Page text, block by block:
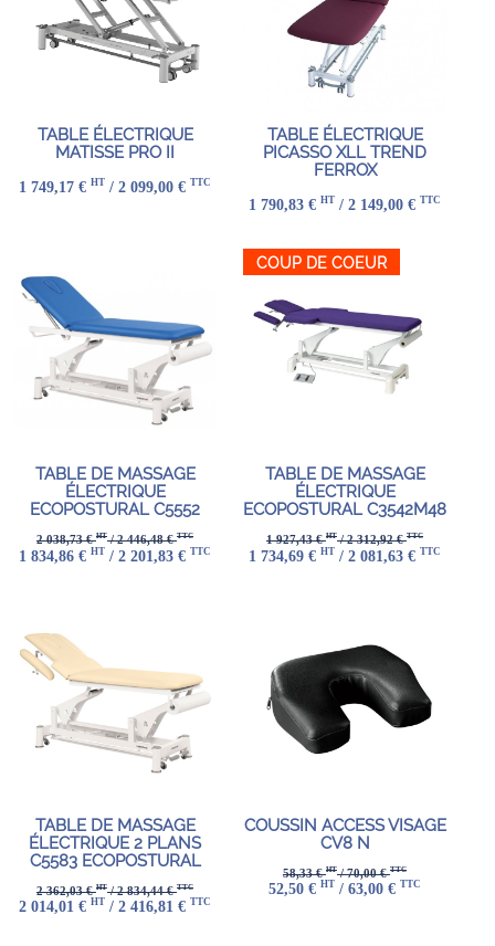
TABLE ÉLECTRIQUE
MATISSE PRO II
1 749,17 € HT / 2 099,00 € TTC
TABLE ÉLECTRIQUE
PICASSO XLL TREND
FERROX
1 790,83 € HT / 2 149,00 € TTC
TABLE DE MASSAGE
ÉLECTRIQUE
ECOPOSTURAL C5552
2 038,73 €HT/ 2 446,48 €TTC
1 834,86 € HT / 2 201,83 € TTC
COUP DE COEUR
TABLE DE MASSAGE
ÉLECTRIQUE
ECOPOSTURAL C3542M48
1 927,43 €HT/ 2 312,92 €TTC
1 734,69 € HT / 2 081,63 € TTC
TABLE DE MASSAGE
ÉLECTRIQUE 2 PLANS
C5583 ECOPOSTURAL
2 362,03 €HT/ 2 834,44 €TTC
2 014,01 € HT / 2 416,81 € TTC
COUSSIN ACCESS VISAGE
CV8 N
58,33 €HT/ 70,00 €TTC
52,50 € HT / 63,00 € TTC